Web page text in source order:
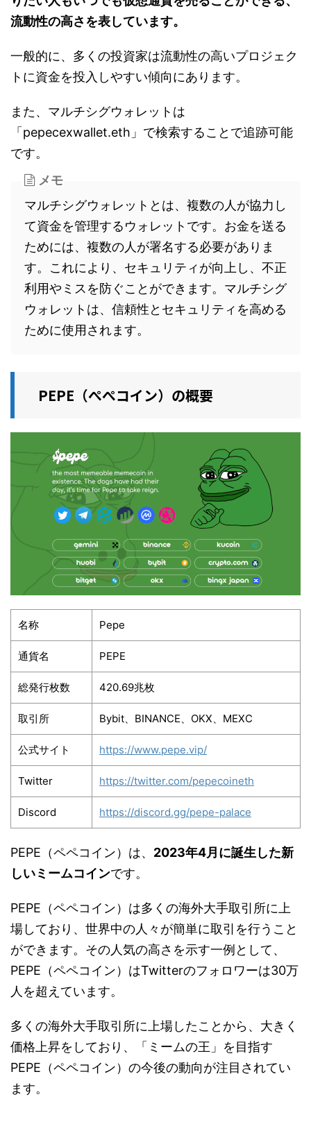
流動性の高さを表しています。
一般的に、多くの投資家は流動性の高いプロジェク
トに資金を投入しやすい傾向にあります。
また、マルチシグウォレットは
「pepecexwallet.eth」で検索することで追跡可能
です。
メモ
マルチシグウォレットとは、複数の人が協力し
て資金を管理するウォレットです。お金を送る
ためには、複数の人が署名する必要がありま
す。これにより、セキュリティが向上し、不正
利用やミスを防ぐことができます。マルチシグ
ウォレットは、信頼性とセキュリティを高める
ために使用されます。
PEPE（ぺぺコイン）の概要
名称 Pepe
通貨名 PEPE
総発行枚数 420.69兆枚
取引所 Bybit、BINANCE、OKX、MEXC
公式サイト https://www.pepe.vip/
Twitter https://twitter.com/pepecoineth
Discord https://discord.gg/pepe-palace
PEPE（ペペコイン）は、 2023年4月に誕生した新
しいミームコインです。
PEPE（ペペコイン）は多くの海外大手取引所に上
場しており、世界中の人々が簡単に取引を行うこと
ができます。その人気の高さを示す一例として、
PEPE（ペペコイン）はTwitterのフォロワーは30万
人を超えています。
多くの海外大手取引所に上場したことから、大きく
価格上昇をしており、「ミームの王」を目指す
PEPE（ペペコイン）の今後の動向が注目されてい
ます。